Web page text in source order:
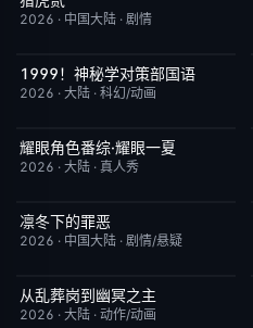
2026 · 中国大陆 · 剧情
更新至第3集
1999！神秘学对策部国语
2026 · 大陆 · 科幻/动画
今日更新
耀眼角色番综·耀眼一夏
2026 · 大陆 · 真人秀
完结
凛冬下的罪恶
2026 · 中国大陆 · 剧情/悬疑
更新至第13集
从乱葬岗到幽冥之主
2026 · 大陆 · 动作/动画